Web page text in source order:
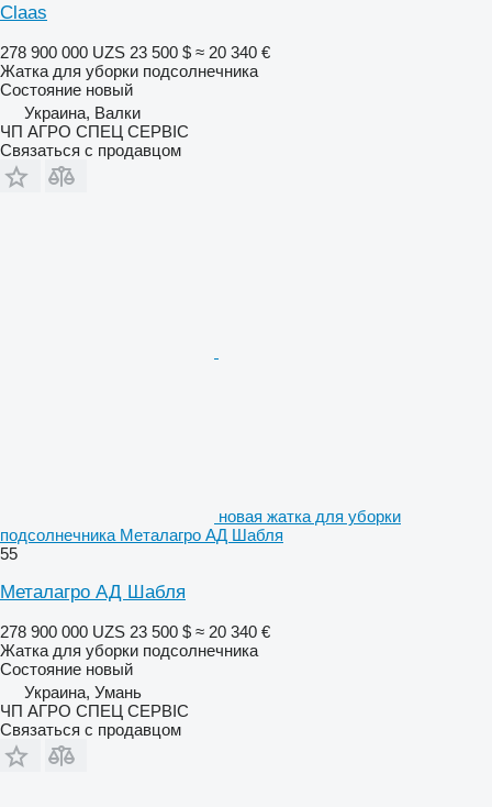
Claas
278 900 000 UZS 23 500 $ ≈ 20 340 €
Жатка для уборки подсолнечника
Состояние новый
Украина, Валки
ЧП АГРО СПЕЦ СЕРВІС
Связаться с продавцом
новая жатка для уборки
подсолнечника Металагро АД Шабля
55
Металагро АД Шабля
278 900 000 UZS 23 500 $ ≈ 20 340 €
Жатка для уборки подсолнечника
Состояние новый
Украина, Умань
ЧП АГРО СПЕЦ СЕРВІС
Связаться с продавцом